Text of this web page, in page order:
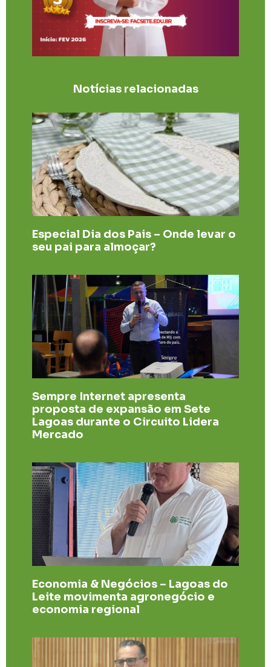
Notícias relacionadas
Especial Dia dos Pais – Onde levar o
seu pai para almoçar?
Sempre Internet apresenta
proposta de expansão em Sete
Lagoas durante o Circuito Lidera
Mercado
Economia & Negócios – Lagoas do
Leite movimenta agronegócio e
economia regional